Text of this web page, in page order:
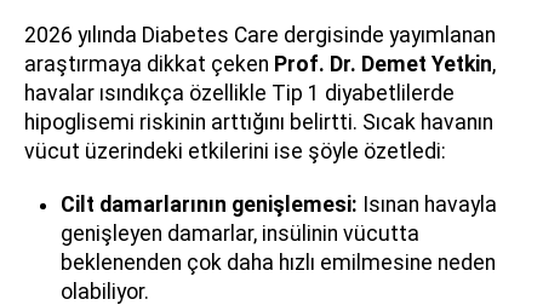
2026 yılında Diabetes Care dergisinde yayımlanan
araştırmaya dikkat çeken Prof. Dr. Demet Yetkin,
havalar ısındıkça özellikle Tip 1 diyabetlilerde
hipoglisemi riskinin arttığını belirtti. Sıcak havanın
vücut üzerindeki etkilerini ise şöyle özetledi:
Cilt damarlarının genişlemesi: Isınan havayla
genişleyen damarlar, insülinin vücutta
beklenenden çok daha hızlı emilmesine neden
olabiliyor.